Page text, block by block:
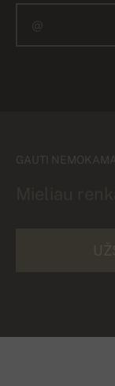
GAUTI